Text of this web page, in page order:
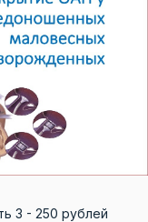
3 - 250 рублей